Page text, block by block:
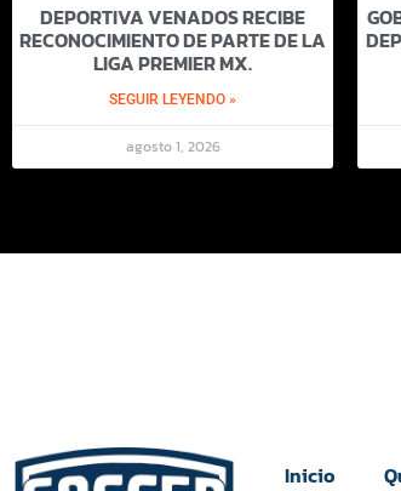
DEPORTIVA VENADOS RECIBE
RECONOCIMIENTO DE PARTE DE LA
LIGA PREMIER MX.
SEGUIR LEYENDO »
agosto 1, 2026
Inicio